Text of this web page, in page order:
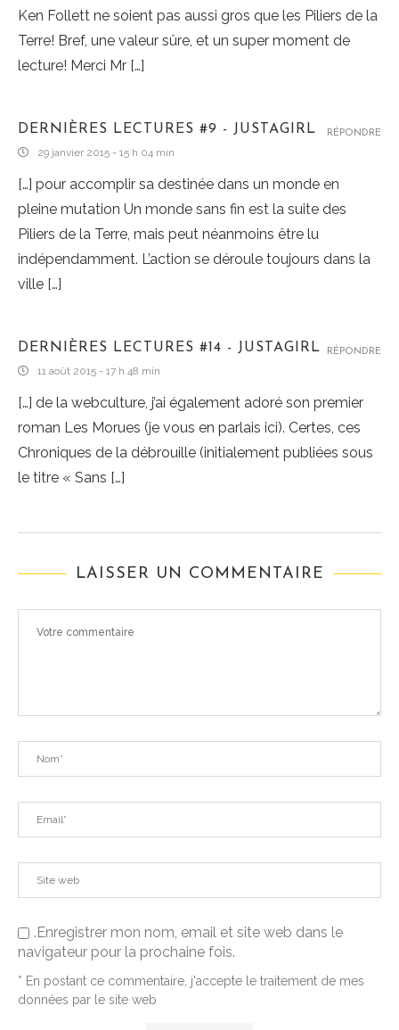
Ken Follett ne soient pas aussi gros que les Piliers de la
Terre! Bref, une valeur sûre, et un super moment de
lecture! Merci Mr […]
DERNIÈRES LECTURES #9 - JUSTAGIRL
29 janvier 2015 - 15 h 04 min
[…] pour accomplir sa destinée dans un monde en
pleine mutation Un monde sans fin est la suite des
Piliers de la Terre, mais peut néanmoins être lu
indépendamment. L’action se déroule toujours dans la
ville […]
RÉPONDRE
DERNIÈRES LECTURES #14 - JUSTAGIRL
11 août 2015 - 17 h 48 min
[…] de la webculture, j’ai également adoré son premier
roman Les Morues (je vous en parlais ici). Certes, ces
Chroniques de la débrouille (initialement publiées sous
le titre « Sans […]
RÉPONDRE
LAISSER UN COMMENTAIRE
.Enregistrer mon nom, email et site web dans le
navigateur pour la prochaine fois.
* En postant ce commentaire, j'accepte le traitement de mes
données par le site web